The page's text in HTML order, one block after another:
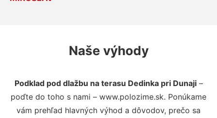
Naše výhody
Podklad pod dlažbu na terasu Dedinka pri Dunaji–
poďte do toho s nami – www.polozime.sk. Ponúkame
vám prehľad hlavných výhod a dôvodov, prečo sa